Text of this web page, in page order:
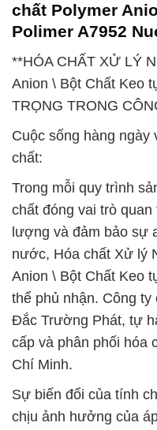
chất Polymer
Polimer A7952
**HÓA CHẤT XỬ LÝ
Anion \ Bột Chất Keo
TRỌNG TRONG
Cuộc sống hàng ngày
chất:
Trong mỗi quy trình
chất đóng vai trò
lượng và đảm bảo sự
nước, Hóa chất Xử lý
Anion \ Bột Chất Keo
thể phủ nhận. Công
Đắc Trường Phát, tự
cấp và phân phối hóa
Chí Minh.
Sự biến đổi của tính
chịu ảnh hưởng của